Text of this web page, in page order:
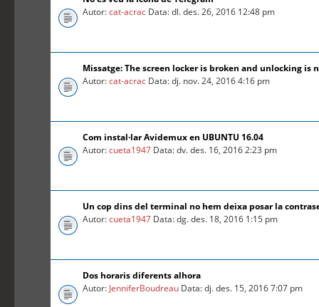
Autor:cat-acrac Data: dl. des. 26, 2016 12:48 pm
Missatge: The screen locker is broken and unlocking is
Autor:cat-acrac Data: dj. nov. 24, 2016 4:16 pm
Com instal·lar Avidemux en UBUNTU 16.04
Autor:cueta1947 Data: dv. des. 16, 2016 2:23 pm
Un cop dins del terminal no hem deixa posar la
Autor:cueta1947 Data: dg. des. 18, 2016 1:15 pm
Dos horaris diferents alhora
Autor: JenniferBoudreau Data: dj. des. 15, 2016 7:07 pm